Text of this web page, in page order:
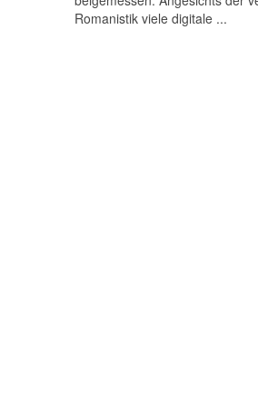
Romanistik viele digitale ...